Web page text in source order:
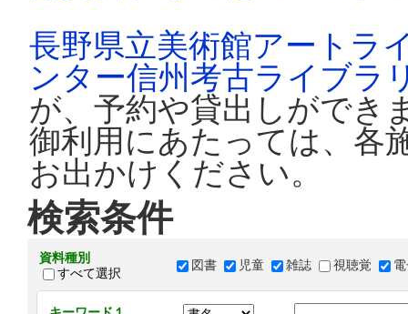
長野県立美術館アートラ
ンター信州考古ライブラ
が、予約や貸出しができ
御利用にあたっては、各
お出かけください。
検索条件
資料種別
すべて選択
図書 児童 雑誌 視聴覚